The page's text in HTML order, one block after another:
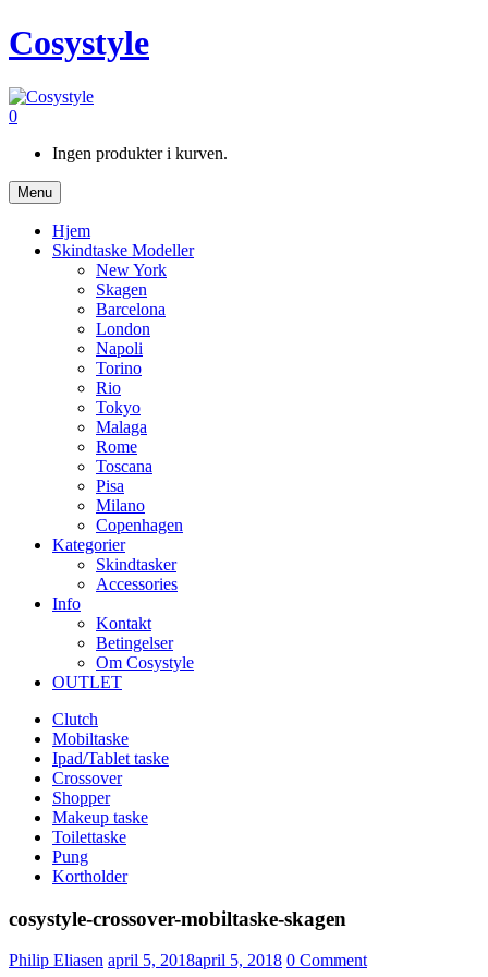
Cosystyle
0
Ingen produkter i kurven.
Menu
Hjem
Skindtaske Modeller
New York
Skagen
Barcelona
London
Napoli
Torino
Rio
Tokyo
Malaga
Rome
Toscana
Pisa
Milano
Copenhagen
Kategorier
Skindtasker
Accessories
Info
Kontakt
Betingelser
Om Cosystyle
OUTLET
Clutch
Mobiltaske
Ipad/Tablet taske
Crossover
Shopper
Makeup taske
Toilettaske
Pung
Kortholder
cosystyle-crossover-mobiltaske-skagen
Philip Eliasen Udgivet
april 5, 2018april 5, 2018 0 Comment